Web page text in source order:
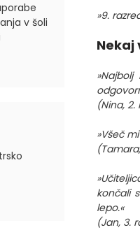
v šoli
»9.
Nekaj
(Nina, 2.
»Všeč
končali
lepo.«
(Jan, 3.